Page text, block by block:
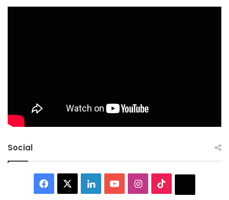
Social
Facebook LinkedInYouTubeInstagram